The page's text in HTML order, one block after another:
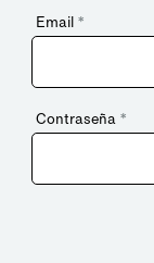
Email *
Contraseña *